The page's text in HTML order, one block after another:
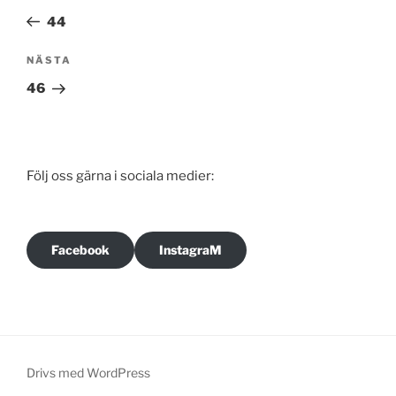
inlägg
44
Nästa
inlägg
NÄSTA
46
Följ oss gärna i sociala medier:
Facebook InstagraM
Drivs med WordPress